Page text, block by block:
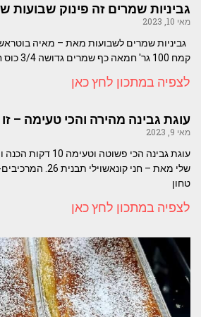
גביניות שמרים זה פינוק שבועות
מאי 10, 2023
גביניות שמרים לשבועות מאת – מאיה
קמח 100 גר' חמאה כף שמרים גדושה 3/4 כוס חלב ביצה 4 כפות
לצפיה במתכון לחץ כאן
עוגת גבינה מהירה והכי טעימה –
מאי 9, 2023
עוגת גבינה הכי
טחון
לצפיה במתכון לחץ כאן